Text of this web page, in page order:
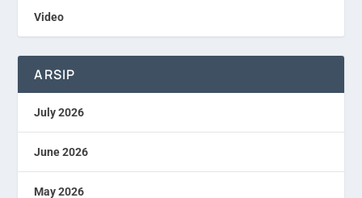
Video
ARSIP
July 2026
June 2026
May 2026